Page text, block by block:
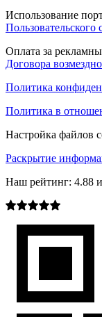
Использование
Пользовательского
Оплата за
Договора
Политика
Политика в
Настройка файлов
Раскрытие
Наш рейтинг: 4.88